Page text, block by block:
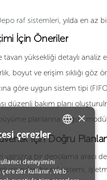
raf sistemleri, yılda en az
İçin Öneriler
tavan yüksekliği detaylı analiz
boyut ve erişim sıklığı göz
göre uygun sistem tipi
düzenli bakım planı
planlarına uygun
İçin Doğru
yalnızca bir depolama aracı
bir raf sistemi,
TURKISH
×
çerezler
deneyimini
kullanır. Web